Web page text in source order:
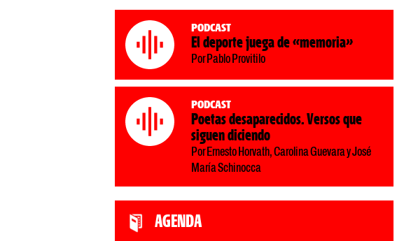
Podcast
El deporte juega de «memoria»
Por Pablo Provitilo
Podcast
Poetas desaparecidos. Versos que
siguen diciendo
Por Ernesto Horvath, Carolina Guevara y José
María Schinocca
AGENDA